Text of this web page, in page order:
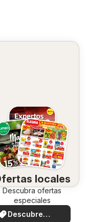
locales
Descubra ofertas
especiales
Descubre